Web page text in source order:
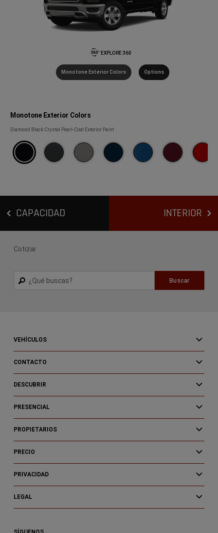
EXPLORE 360
Monotone Exterior Colors
Monotone
Colors
Diamond Black Crystal Pearl-Coat Exterior Paint
Monotone Exterior Colors Options
CAPACIDAD INTERIOR
Cotizar
Buscar
Buscar
VEHÍCULOS
CONTACTO
DESCUBRIR
PRESENCIAL
PROPIETARIOS
PRECIO
PRIVACIDAD
LEGAL